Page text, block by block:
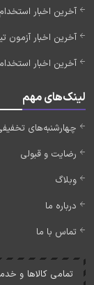
آخرین اخبار استخدام
آخرین اخبار آزمون
آخرین اخبار
لینک‌های مهم
چهارشنبه‌های
رضایت و قبولی
وبلاگ
درباره ما
تماس با ما
تمامی کالاها و